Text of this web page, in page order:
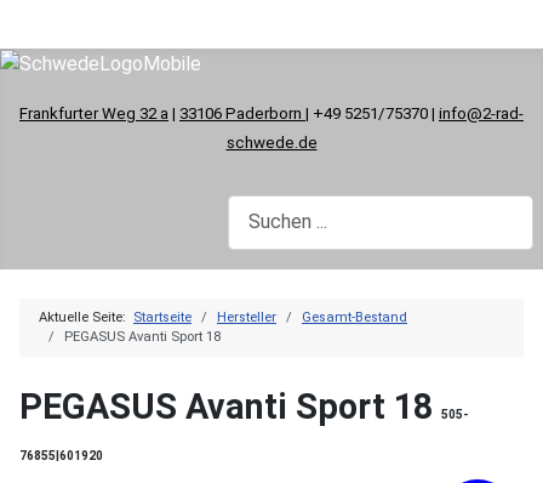
Frankfurter Weg 32 a | 33106 Paderborn | +49 5251/75370 | info@2-rad-
schwede.de
Aktuelle Seite: Startseite Hersteller
Gesamt-Bestand
PEGASUS Avanti Sport 18
PEGASUS Avanti Sport 18 505-
76855|601920